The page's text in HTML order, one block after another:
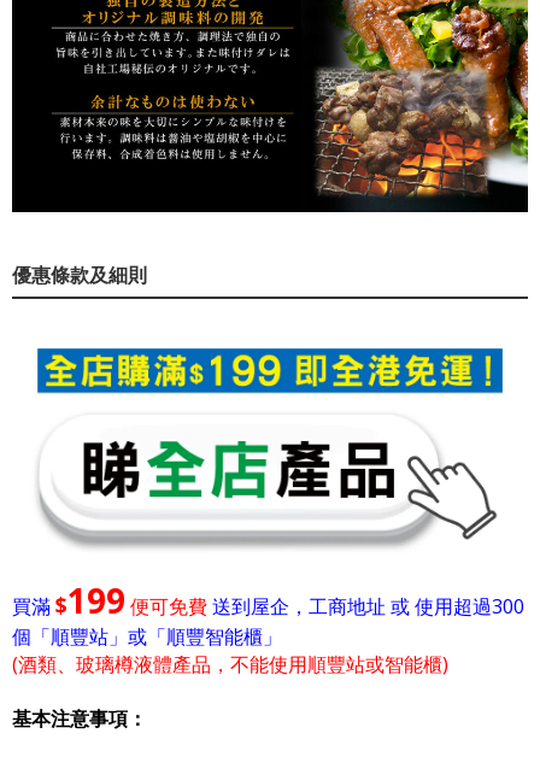
優惠條款及細則
買滿$199 便可免費送到屋企，工商地址 或 使用超過300
個「順豐站」或「順豐智能櫃」
(酒類、玻璃樽液體產品，不能使用順豐站或智能櫃)
基本注意事項：